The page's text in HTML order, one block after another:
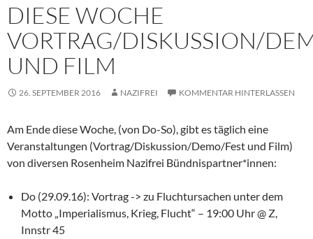
DIESE WOCHE
VORTRAG/DISKUSSION/
UND FILM
26. SEPTEMBER 2016 NAZIFREI KOMMENTAR HINTERLASSEN
Am Ende diese Woche, (von Do-So), gibt es täglich eine
Veranstaltungen (Vortrag/Diskussion/Demo/Fest und Film)
von diversen Rosenheim Nazifrei Bündnispartner*innen:
Do (29.09.16): Vortrag -> zu Fluchtursachen unter dem
Motto „Imperialismus, Krieg, Flucht“ – 19:00 Uhr @ Z,
Innstr 45